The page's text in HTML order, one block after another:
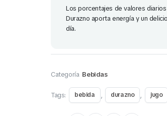
Los porcentajes de valores
Durazno aporta energía y un
día.
Categoría Bebidas
Tags: bebida , durazno , jugo